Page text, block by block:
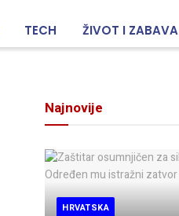
TECH ŽIVOT I ZABAVA
Najnovije
HRVATSKA